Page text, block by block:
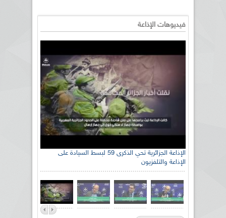
فيديوهات الإذاعة
الإذاعة الجزائرية تحي الذكرى 59 لبسط السيادة على
الإذاعة والتلفزيون